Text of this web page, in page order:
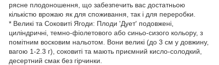
рясне плодоношення, що забезпечить вас достатньою
кількістю врожаю як для споживання, так і для переробки.
* Великі та Соковиті Ягоди: Плоди 'Дует' подовжені,
циліндричні, темно-фіолетового або синьо-сизого кольору, з
помітним восковим нальотом. Вони великі (до 3 см у довжину,
вагою 1-2.3 г), соковиті та мають приємний кисло-солодкий,
десертний смак без гірчинки.